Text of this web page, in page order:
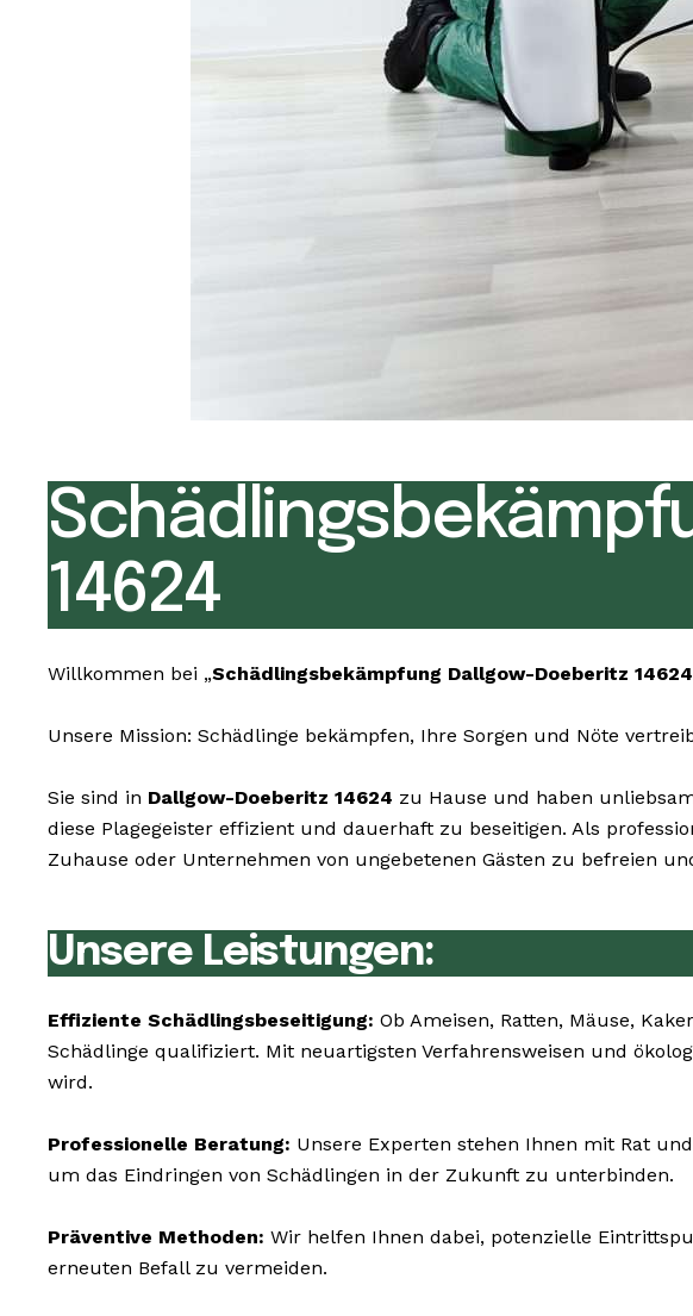
14624
Willkommen bei „Schädlingsbekämpfung Dallgow-Doeberitz 14624
Unsere Mission: Schädlinge bekämpfen, Ihre Sorgen und Nöte
Sie sind in Dallgow-Doeberitz 14624 zu Hause und haben
diese Plagegeister effizient und dauerhaft zu beseitigen. Als
Zuhause oder Unternehmen von ungebetenen Gästen zu befreien
Unsere Leistungen:
Effiziente Schädlingsbeseitigung: Ob Ameisen, Ratten, Mäuse,
Schädlinge qualifiziert. Mit neuartigsten Verfahrensweisen und
wird.
Professionelle Beratung: Unsere Experten stehen Ihnen mit Rat
um das Eindringen von Schädlingen in der Zukunft zu unterbinden.
Präventive Methoden: Wir helfen Ihnen dabei, potenzielle
erneuten Befall zu vermeiden.